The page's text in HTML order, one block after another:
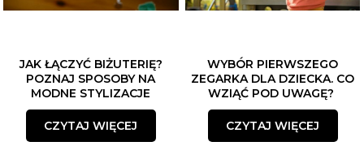
JAK ŁĄCZYĆ BIŻUTERIĘ?
POZNAJ SPOSOBY NA
MODNE STYLIZACJE
CZYTAJ WIĘCEJ
WYBÓR PIERWSZEGO
ZEGARKA DLA DZIECKA. CO
WZIĄĆ POD UWAGĘ?
CZYTAJ WIĘCEJ